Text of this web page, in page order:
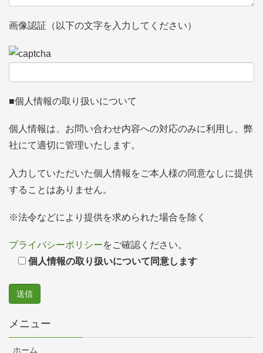
画像認証（以下の文字を入力してください）
■個人情報の取り扱いについて
個人情報は、お問い合わせ内容への対応のみに利用し、弊
社にて適切に管理いたします。
入力していただいた個人情報をご本人様の同意なしに提供
することはありません。
※法令などにより提供を求められた場合を除く
プライバシーポリシーをご確認ください。
個人情報の取り扱いについて同意します
メニュー
ホーム